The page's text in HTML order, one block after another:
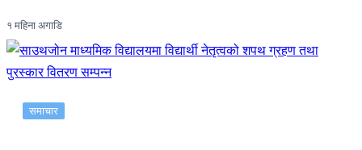
१ महिना अगाडि
समाचार